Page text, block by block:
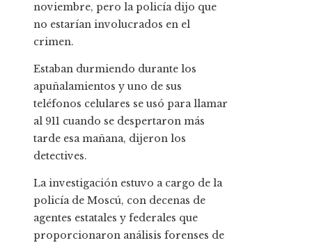
noviembre, pero la policía dijo que
no estarían involucrados en el
crimen.
Estaban durmiendo durante los
apuñalamientos y uno de sus
teléfonos celulares se usó para llamar
al 911 cuando se despertaron más
tarde esa mañana, dijeron los
detectives.
La investigación estuvo a cargo de la
policía de Moscú, con decenas de
agentes estatales y federales que
proporcionaron análisis forenses de